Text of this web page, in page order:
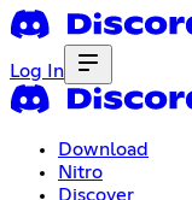
Log In
Download
Nitro
Discover